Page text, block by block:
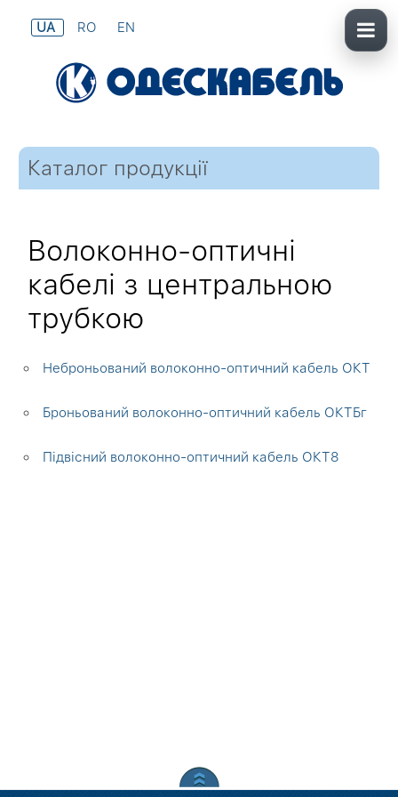
UA RO EN
Каталог продукції
Волоконно-оптичні
кабелі з центральною
трубкою
Неброньований волоконно-оптичний кабель ОКТ
Броньований волоконно-оптичний кабель ОКТБг
Підвісний волоконно-оптичний кабель ОКТ8